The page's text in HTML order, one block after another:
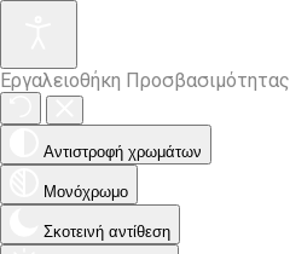
Εργαλειοθήκη Προσβασιμότητας
Αντιστροφή χρωμάτων
Μονόχρωμο
Σκοτεινή αντίθεση